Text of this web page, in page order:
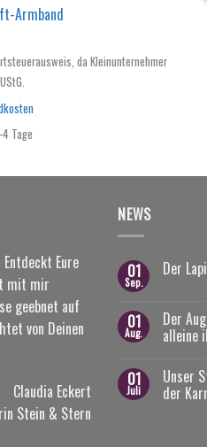
Armband
da Kleinunternehmer
Tage
Eure
mit mir
geebnet auf
von Deinen
Claudia Eckert
Stein & Stern
NEWS
01
Sep.
Der
01
Aug.
Der
alleine
01
Juli
Unser
der